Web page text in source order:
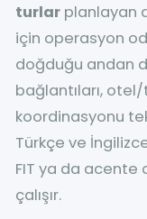
turlarplanlayan
için operasyon
doğduğu andan
bağlantıları,
koordinasyonu
Türkçe ve
FIT ya da acente
çalışır.